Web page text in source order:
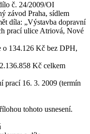
č. 24/2009/OI
závod Praha, sídlem
díla: „Výstavba dopravní
prací ulice Atriová, Nové
o 134.126 Kč bez DPH,
Kč celkem
prací 16. 3. 2009 (termín
tohoto usnesení.